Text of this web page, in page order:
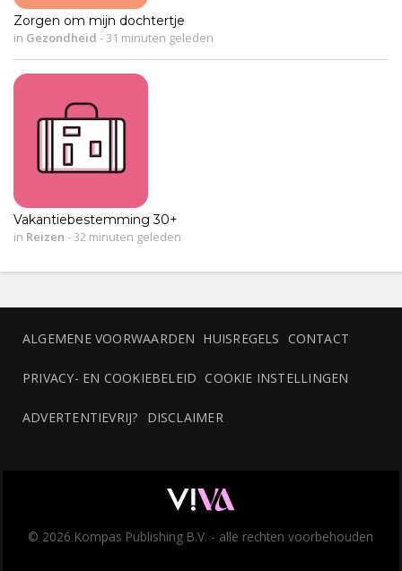
Zorgen om mijn dochtertje
in Gezondheid - 31 minuten geleden
Vakantiebestemming 30+
in Reizen - 32 minuten geleden
ALGEMENE VOORWAARDEN HUISREGELS CONTACT
PRIVACY- EN COOKIEBELEID COOKIE INSTELLINGEN
ADVERTENTIEVRIJ? DISCLAIMER
© 2026 Kompas Publishing B.V. - alle rechten voorbehouden